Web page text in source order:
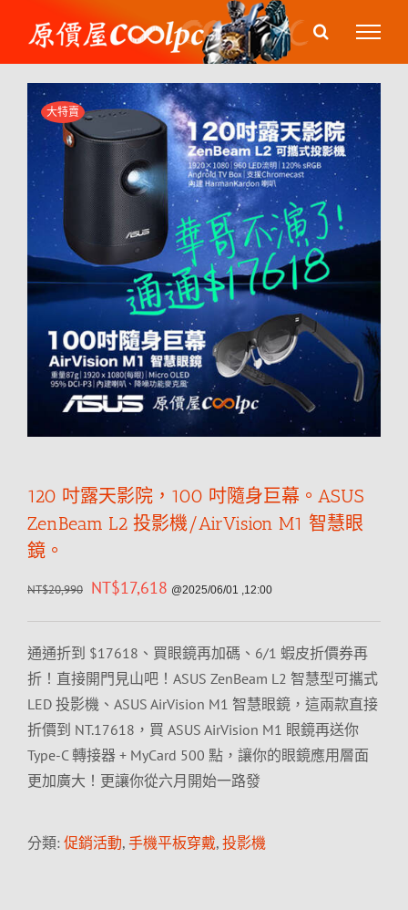
content
大特賣
120 吋露天影院，100 吋隨身巨幕。ASUS
ZenBeam L2 投影機/AirVision M1 智慧眼
鏡。
NT$20,990 NT$17,618 @2025/06/01 ,12:00
通通折到 $17618、買眼鏡再加碼、6/1 蝦皮折價券再
折！直接開門見山吧！ASUS ZenBeam L2 智慧型可攜式
LED 投影機、ASUS AirVision M1 智慧眼鏡，這兩款直接
折價到 NT.17618，買 ASUS AirVision M1 眼鏡再送你
Type-C 轉接器 + MyCard 500 點，讓你的眼鏡應用層面
更加廣大！更讓你從六月開始一路發
分類: 促銷活動, 手機平板穿戴, 投影機